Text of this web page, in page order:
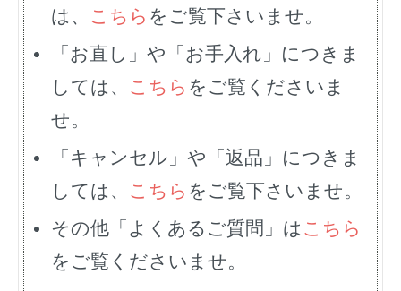
は、 こちら をご覧下さいませ。
「お直し」や「お手入れ」につきま
しては、 こちら をご覧くださいま
せ。
「キャンセル」や「返品」につきま
しては、 こちら をご覧下さいませ。
その他「よくあるご質問」は こちら
をご覧くださいませ。